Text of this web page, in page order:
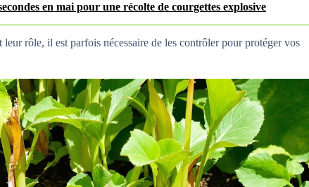
en mai pour une récolte de courgettes explosive
rôle, il est parfois nécessaire de les contrôler pour protéger vos